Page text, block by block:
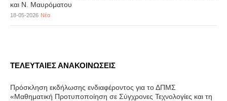
και Ν. Μαυρόματου
18-05-2026 Νέα
ΤΕΛΕΥΤΑΙΕΣ ΑΝΑΚΟΙΝΩΣΕΙΣ
Πρόσκληση εκδήλωσης ενδιαφέροντος για το ΔΠΜΣ
«Μαθηματική Προτυποποίηση σε Σύγχρονες Τεχνολογίες και τη